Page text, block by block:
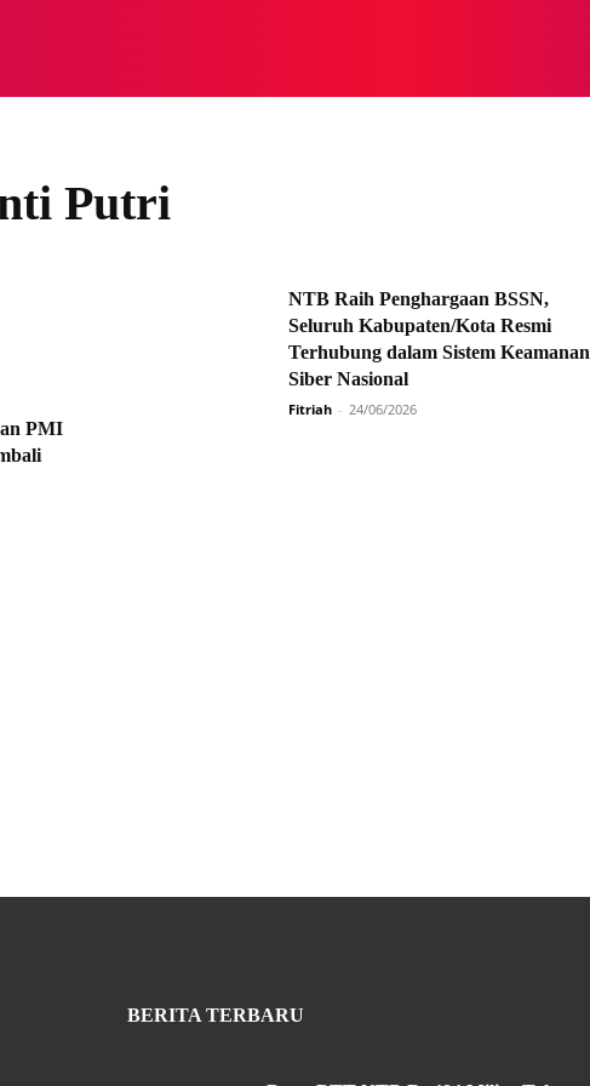
Putri
NTB Raih Penghargaan BSSN,
Seluruh Kabupaten/Kota Resmi
Terhubung dalam Sistem Keamanan
Siber Nasional
Fitriah - 24/06/2026
PMI
BERITA TERBARU